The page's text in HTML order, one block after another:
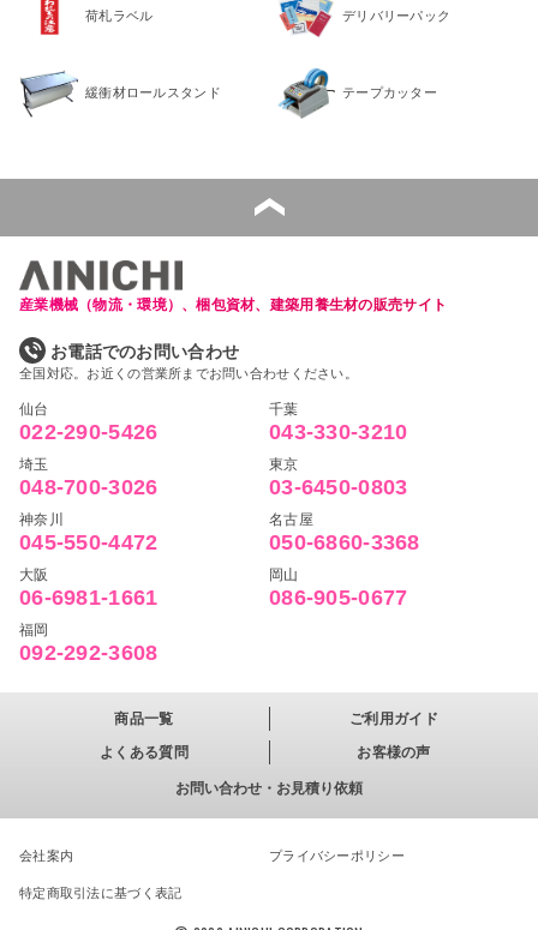
荷札ラベル デリバリーパック
緩衝材ロールスタンド テープカッター
産業機械（物流・環境）、梱包資材、建築用養生材の販売サイト
お電話でのお問い合わせ
全国対応。お近くの営業所までお問い合わせください。
仙台
022-290-5426
千葉
043-330-3210
埼玉
048-700-3026
東京
03-6450-0803
神奈川
045-550-4472
名古屋
050-6860-3368
大阪
06-6981-1661
岡山
086-905-0677
福岡
092-292-3608
商品一覧
ご利用ガイド
よくある質問
お客様の声
お問い合わせ・お見積り依頼
会社案内 プライバシーポリシー
特定商取引法に基づく表記